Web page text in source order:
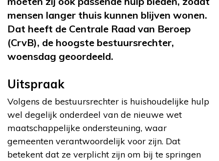
mensen langer thuis kunnen blijven wonen.
Dat heeft de Centrale Raad van Beroep
(CrvB), de hoogste bestuursrechter,
woensdag geoordeeld.
Uitspraak
Volgens de bestuursrechter is huishoudelijke hulp
wel degelijk onderdeel van de nieuwe wet
maatschappelijke ondersteuning, waar
gemeenten verantwoordelijk voor zijn. Dat
betekent dat ze verplicht zijn om bij te springen